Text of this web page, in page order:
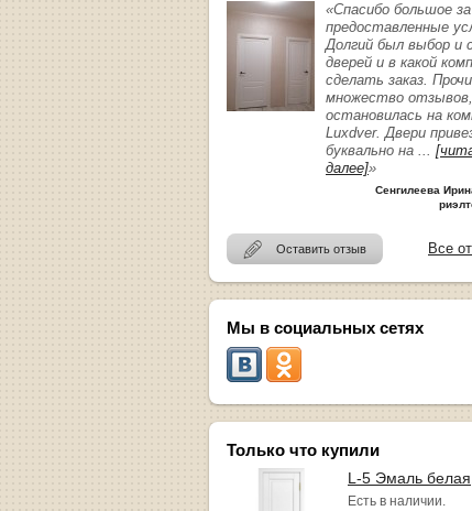
«Спасибо большое за
предоставленные
Долгий был выбор и
дверей и в какой
сделать заказ.
множество отзывов,
остановилась на
Luxdver. Двери
буквально на ...
далее]»
Сенгилеева
Оставить отзыв Все
Мы в социальных сетях
Только что купили
L-5 Эмаль
Есть в наличии.